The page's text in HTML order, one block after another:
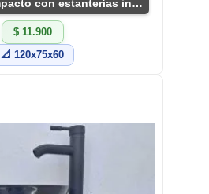
Escritorio compacto con estanterías integradas
$ 11.900
📐 120x75x60